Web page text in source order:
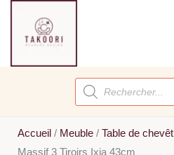
contenu
Recherche
de
produits
Accueil / Meuble / Table de chevêt
Massif 3 Tiroirs Ixia 43cm